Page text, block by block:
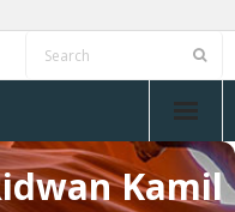
Kamil